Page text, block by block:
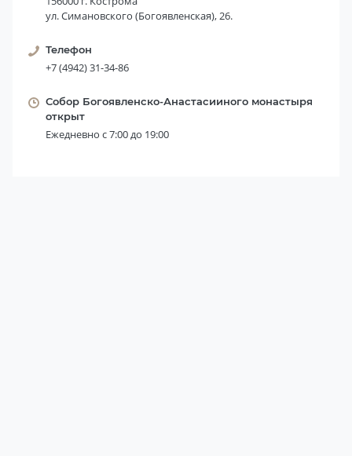
ул. Симановского (Богоявленская), 26.
Телефон
+7 (4942) 31-34-86
Собор Богоявленско-Анастасииного монастыря
открыт
Ежедневно с 7:00 до 19:00